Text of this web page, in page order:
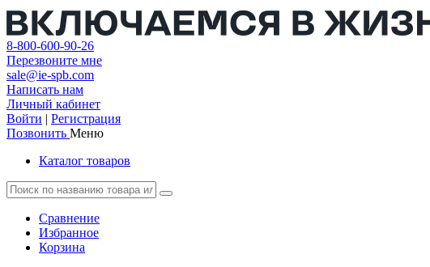
8-800-600-90-26
Перезвоните мне
sale@ie-spb.com
Написать нам
Личный кабинет
Войти | Регистрация
Позвонить Меню
Каталог товаров
Сравнение
Избранное
Корзина